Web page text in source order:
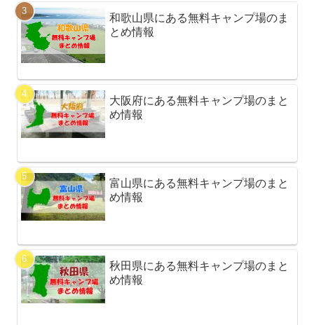
和歌山県にある無料キャンプ場のま
とめ情報
大阪府にある無料キャンプ場のまと
め情報
富山県にある無料キャンプ場のまと
め情報
秋田県にある無料キャンプ場のまと
め情報